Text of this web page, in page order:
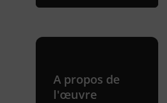
A propos de
l'œuvre